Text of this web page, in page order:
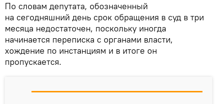
По словам депутата, обозначенный
на сегодняшний день срок обращения в суд в три
месяца недостаточен, поскольку иногда
начинается переписка с органами власти,
хождение по инстанциям и в итоге он
пропускается.